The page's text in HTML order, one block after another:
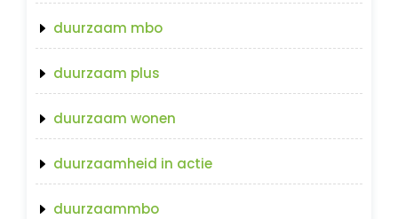
duurzaam mbo
duurzaam plus
duurzaam wonen
duurzaamheid in actie
duurzaammbo